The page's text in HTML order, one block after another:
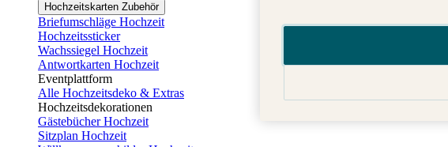
Hochzeitskarten Zubehör
Briefumschläge Hochzeit
Hochzeitssticker
Wachssiegel Hochzeit
Antwortkarten Hochzeit
Eventplattform
Alle Hochzeitsdeko & Extras
Hochzeitsdekorationen
Gästebücher Hochzeit
Sitzplan Hochzeit